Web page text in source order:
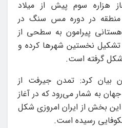
هزاره سوم پیش از میلاد
منطقه در دوره مس سنگ در
پیرامون به سطحی از
تشکیل نخستین شهرها کرده و
گرفته است.
بیان کرد: تمدن جیرفت از
به شمار می‌رود که در آغاز
بخش از ایران امروزی شکل
رسیده است.